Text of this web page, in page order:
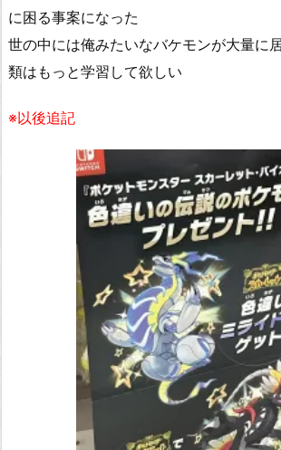
に困る事案になった
世の中には俺みたいなバケモンが大量に
類はもっと学習して欲しい
※以後追記